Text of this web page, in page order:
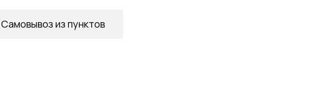
Самовывоз из пунктов